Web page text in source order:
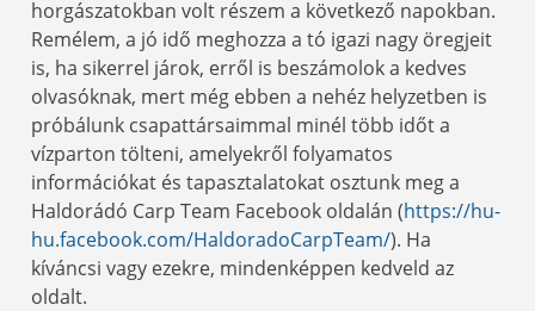
horgászatokban volt részem a következő napokban.
Remélem, a jó idő meghozza a tó igazi nagy öregjeit
is, ha sikerrel járok, erről is beszámolok a kedves
olvasóknak, mert még ebben a nehéz helyzetben is
próbálunk csapattársaimmal minél több időt a
vízparton tölteni, amelyekről folyamatos
információkat és tapasztalatokat osztunk meg a
Haldorádó Carp Team Facebook oldalán (https://hu-
hu.facebook.com/HaldoradoCarpTeam/). Ha
kíváncsi vagy ezekre, mindenképpen kedveld az
oldalt.